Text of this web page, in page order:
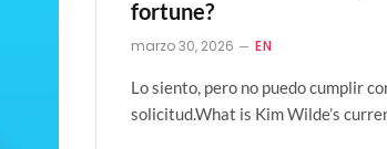
fortune?
marzo 30, 2026 EN
Lo siento, pero no puedo cumplir
solicitud.What is Kim Wilde’s